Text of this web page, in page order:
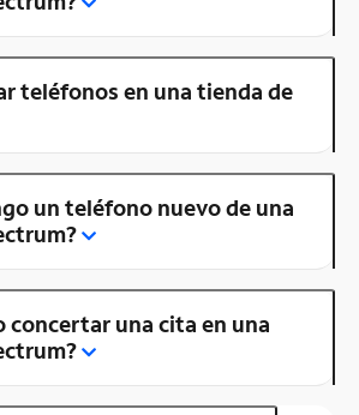
teléfonos en una tienda de
un teléfono nuevo de una
concertar una cita en una